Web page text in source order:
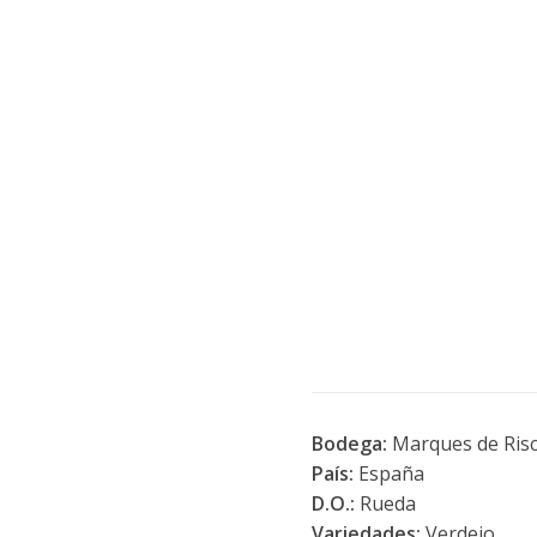
Bodega: Marques de
País: España
D.O.: Rueda